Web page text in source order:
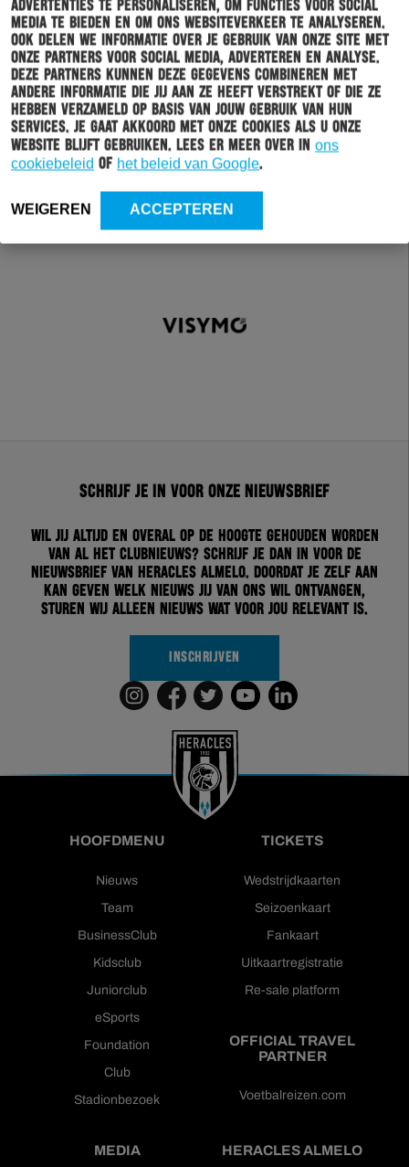
advertenties te personaliseren, om functies voor social
media te bieden en om ons websiteverkeer te analyseren.
Ook delen we informatie over je gebruik van onze site met
onze partners voor social media, adverteren en analyse.
Deze partners kunnen deze gegevens combineren met
andere informatie die jij aan ze heeft verstrekt of die ze
hebben verzameld op basis van jouw gebruik van hun
services. Je gaat akkoord met onze cookies als u onze
website blijft gebruiken. Lees er meer over in ons
cookiebeleid of het beleid van Google.
WEIGEREN ACCEPTEREN
Schrijf je in voor onze nieuwsbrief
Wil jij altijd en overal op de hoogte gehouden worden
van al het clubnieuws? Schrijf je dan in voor de
nieuwsbrief van Heracles Almelo. Doordat je zelf aan
kan geven welk nieuws jij van ons wil ontvangen,
sturen wij alleen nieuws wat voor jou relevant is.
INSCHRIJVEN
HOOFDMENU
Nieuws
Team
BusinessClub
Kidsclub
Juniorclub
eSports
Foundation
Club
Stadionbezoek
TICKETS
Wedstrijdkaarten
Seizoenkaart
Fankaart
Uitkaartregistratie
Re-sale platform
OFFICIAL TRAVEL
PARTNER
Voetbalreizen.com
MEDIA HERACLES ALMELO